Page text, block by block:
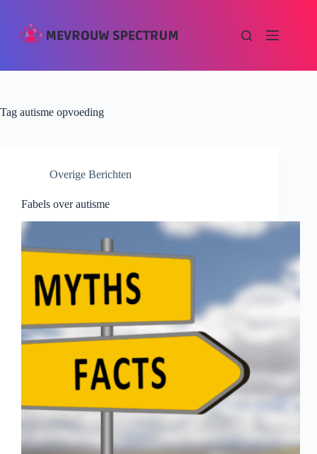
Tag autisme opvoeding
Overige Berichten
Fabels over autisme